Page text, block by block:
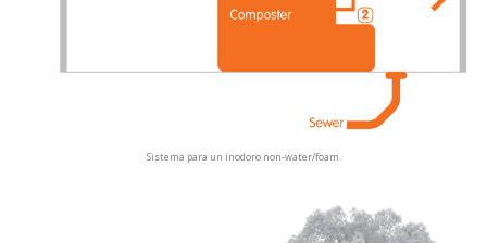
Sistema para un inodoro non-water/foam.